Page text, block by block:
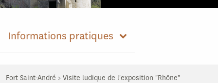
Informations pratiques
Fort Saint-André > Visite ludique de l'exposition "Rhône"